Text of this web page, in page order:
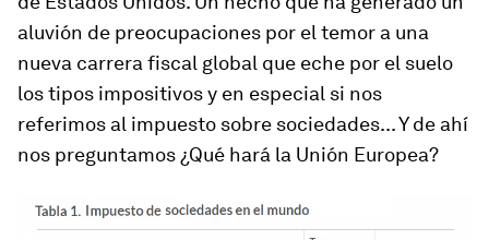
aluvión de preocupaciones por el temor a una
nueva carrera fiscal global que eche por el suelo
los tipos impositivos y en especial si nos
referimos al impuesto sobre sociedades... Y de ahí
nos preguntamos ¿Qué hará la Unión Europea?